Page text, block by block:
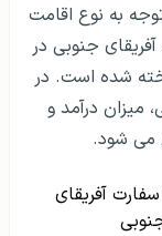
به نوع اقامت
جنوبی در
شده است. در
میزان درآمد و
می شود.
آفریقای